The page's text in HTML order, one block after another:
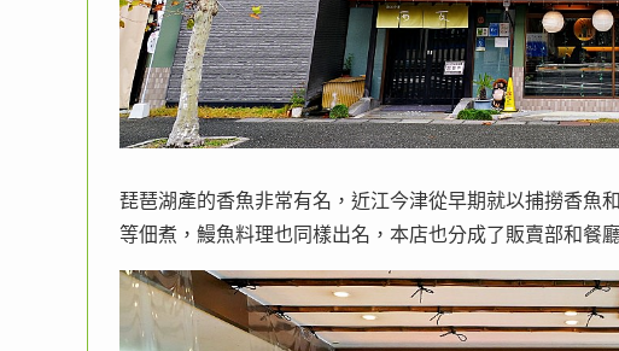
琵琶湖產的香魚非常有名，近江今津從早期就以捕撈香魚
等佃煮，鰻魚料理也同樣出名，本店也分成了販賣部和餐